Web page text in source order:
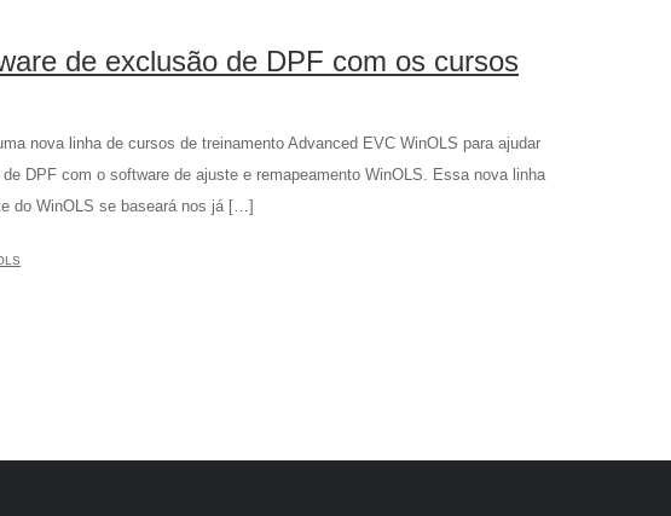
de exclusão de DPF com os cursos
nova linha de cursos de treinamento Advanced EVC WinOLS para ajudar
DPF com o software de ajuste e remapeamento WinOLS. Essa nova linha
do WinOLS se baseará nos já […]